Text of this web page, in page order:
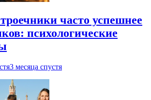
часто успешнее
психологические
3 месяца спустя